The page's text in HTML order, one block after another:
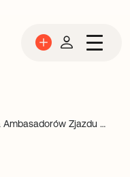
Dołącz do grona Ambasadorów Zjazdu PTHiT 2025 w Gdańsku! Twoja wiedza i zaangażowanie mogą inspirować innych